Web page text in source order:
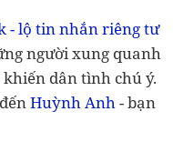
- lộ tin nhắn riêng tư
người xung quanh
dân tình chú ý.
Huỳnh Anh- bạn